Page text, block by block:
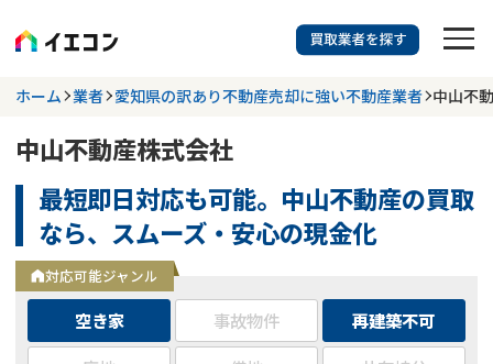
訳あり物件に強い業者を探す
都道府県を選択
掲載業者 703
件
更新日 :2026年07月31日 検索する
業者を探す
ホーム 業者 愛知県の訳あり不動産売却に強い不動産業者 中山不
中山不動産株式会社
最短即日対応も可能。中山不動産の買取
なら、スムーズ・安心の現金化
対応可能ジャンル
空き家 事故物件
再建築不可